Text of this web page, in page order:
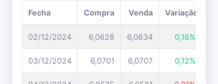
Fecha Compra Venda Variação
02/12/2024 6,0628 6,0634 0,16%
03/12/2024 6,0701 6,0707 0,12%